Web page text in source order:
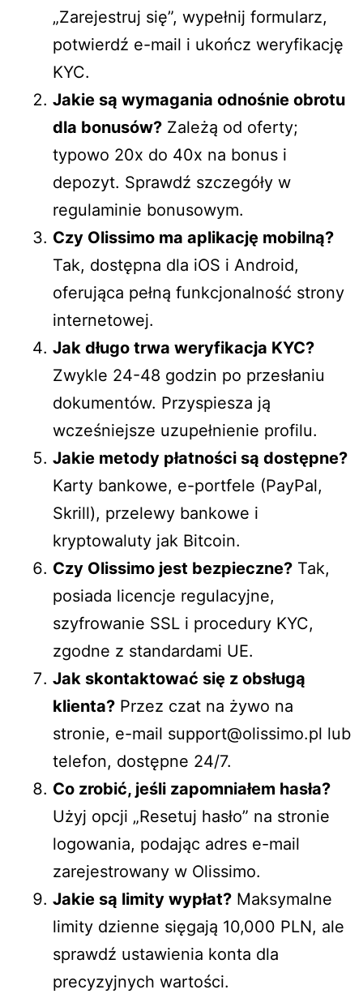
„Zarejestruj się”, wypełnij formularz,
potwierdź e-mail i ukończ weryfikację
KYC.
Jakie są wymagania odnośnie obrotu
dla bonusów? Zależą od oferty;
typowo 20x do 40x na bonus i
depozyt. Sprawdź szczegóły w
regulaminie bonusowym.
Czy Olissimo ma aplikację mobilną?
Tak, dostępna dla iOS i Android,
oferująca pełną funkcjonalność strony
internetowej.
Jak długo trwa weryfikacja KYC?
Zwykle 24-48 godzin po przesłaniu
dokumentów. Przyspiesza ją
wcześniejsze uzupełnienie profilu.
Jakie metody płatności są dostępne?
Karty bankowe, e-portfele (PayPal,
Skrill), przelewy bankowe i
kryptowaluty jak Bitcoin.
Czy Olissimo jest bezpieczne? Tak,
posiada licencje regulacyjne,
szyfrowanie SSL i procedury KYC,
zgodne z standardami UE.
Jak skontaktować się z obsługą
klienta? Przez czat na żywo na
stronie, e-mail support@olissimo.pl lub
telefon, dostępne 24/7.
Co zrobić, jeśli zapomniałem hasła?
Użyj opcji „Resetuj hasło” na stronie
logowania, podając adres e-mail
zarejestrowany w Olissimo.
Jakie są limity wypłat? Maksymalne
limity dzienne sięgają 10,000 PLN, ale
sprawdź ustawienia konta dla
precyzyjnych wartości.